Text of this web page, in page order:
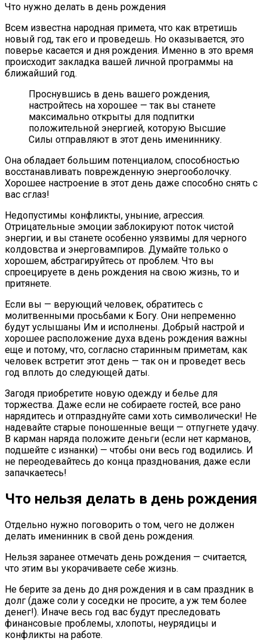
Что нужно делать в день рождения
Всем известна народная примета, что как втретишь
новый год, так его и проведешь. Но оказывается, это
поверье касается и дня рождения. Именно в это время
происходит закладка вашей личной программы на
ближайший год.
Проснувшись в день вашего рождения,
настройтесь на хорошее — так вы станете
максимально открыты для подпитки
положительной энергией, которую Высшие
Силы отправляют в этот день имениннику.
Она обладает большим потенциалом, способностью
восстанавливать поврежденную энергооболочку.
Хорошее настроение в этот день даже способно снять с
вас сглаз!
Недопустимы конфликты, уныние, агрессия.
Отрицательные эмоции заблокируют поток чистой
энергии, и вы станете особенно уязвимы для черного
колдовства и энерговампиров. Думайте только о
хорошем, абстрагируйтесь от проблем. Что вы
спроецируете в день рождения на свою жизнь, то и
притянете.
Если вы — верующий человек, обратитесь с
молитвенными просьбами к Богу. Они непременно
будут услышаны Им и исполнены. Добрый настрой и
хорошее расположение духа вдень рождения важны
еще и потому, что, согласно старинным приметам, как
человек встретит этот день — так он и проведет весь
год вплоть до следующей даты.
Загодя приобретите новую одежду и белье для
торжества. Даже если не собираете гостей, все рано
нарядитесь и отпразднуйте сами хоть символически! Не
надевайте старые поношенные вещи — отпугнете удачу.
В карман наряда положите деньги (если нет карманов,
подшейте с изнанки) — чтобы они весь год водились. И
не переодевайтесь до конца празднования, даже если
запачкаетесь!
Что нельзя делать в день рождения
Отдельно нужно поговорить о том, чего не должен
делать именинник в свой день рождения.
Нельзя заранее отмечать день рождения — считается,
что этим вы укорачиваете себе жизнь.
Не берите за день до дня рождения и в сам праздник в
долг (даже соли у соседки не просите, а уж тем более
денег!). Иначе весь год вас будут преследовать
финансовые проблемы, хлопоты, неурядицы и
конфликты на работе.